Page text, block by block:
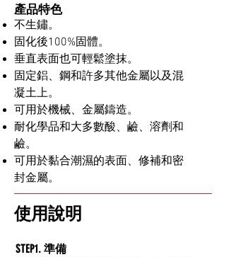
​產品特色
不生鏽。
​固化後100%固體。
垂直表面也可輕鬆塗抹。
固定鋁、鋼和許多其他金屬以及混
凝土上。
可用於機械、金屬鑄造。
耐化學品和大多數酸、鹼、溶劑和
鹼。
可用於黏合潮濕的表面、修補和密
封金屬。
​使用說明
STEP1. 準備